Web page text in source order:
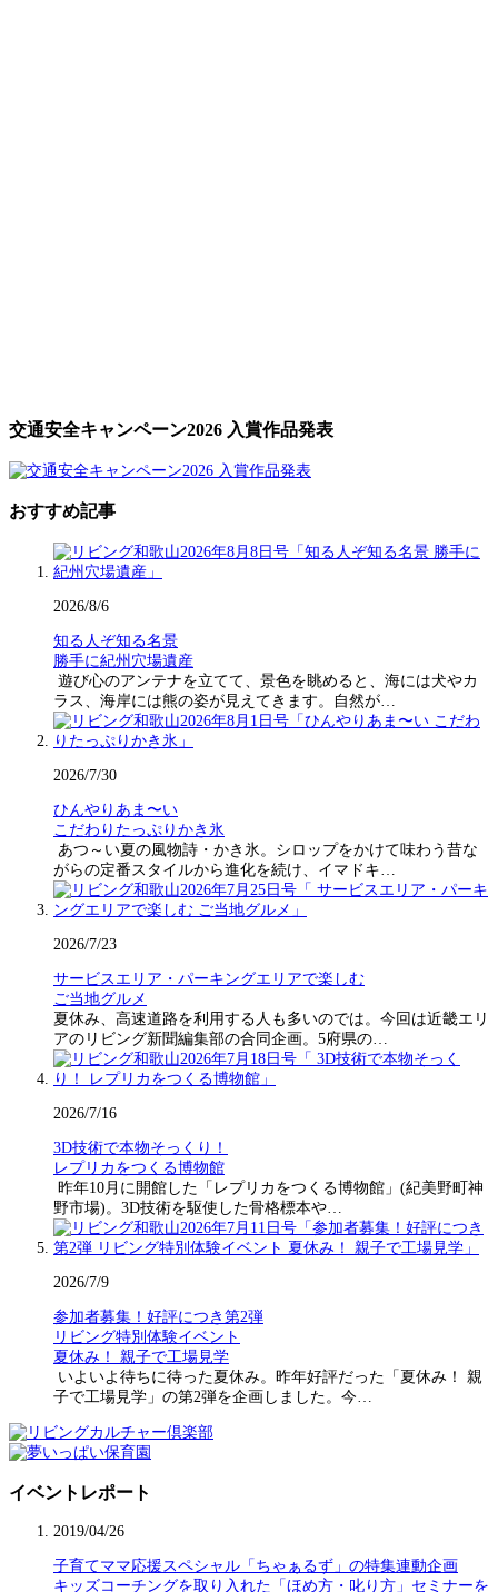
交通安全キャンペーン2026 入賞作品発表
おすすめ記事
2026/8/6
知る人ぞ知る名景
勝手に紀州穴場遺産
遊び心のアンテナを立てて、景色を眺めると、海には犬やカ
ラス、海岸には熊の姿が見えてきます。自然が…
2026/7/30
ひんやりあま〜い
こだわりたっぷりかき氷
あつ～い夏の風物詩・かき氷。シロップをかけて味わう昔な
がらの定番スタイルから進化を続け、イマドキ…
2026/7/23
サービスエリア・パーキングエリアで楽しむ
ご当地グルメ
夏休み、高速道路を利用する人も多いのでは。今回は近畿エリ
アのリビング新聞編集部の合同企画。5府県の…
2026/7/16
3D技術で本物そっくり！
レプリカをつくる博物館
昨年10月に開館した「レプリカをつくる博物館」(紀美野町神
野市場)。3D技術を駆使した骨格標本や…
2026/7/9
参加者募集！好評につき第2弾
リビング特別体験イベント
夏休み！ 親子で工場見学
いよいよ待ちに待った夏休み。昨年好評だった「夏休み！ 親
子で工場見学」の第2弾を企画しました。今…
イベントレポート
2019/04/26
子育てママ応援スペシャル「ちゃぁるず」の特集連動企画
キッズコーチングを取り入れた「ほめ方・叱り方」セミナーを